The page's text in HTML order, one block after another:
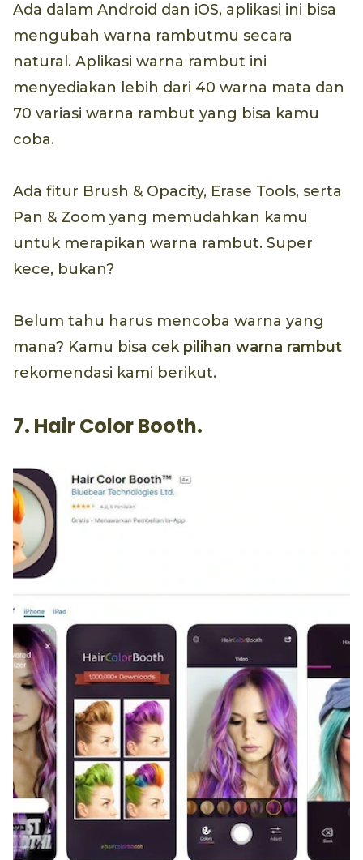
Ada dalam Android dan iOS, aplikasi ini bisa
mengubah warna rambutmu secara
natural. Aplikasi warna rambut ini
menyediakan lebih dari 40 warna mata dan
70 variasi warna rambut yang bisa kamu
coba.
Ada fitur Brush & Opacity, Erase Tools, serta
Pan & Zoom yang memudahkan kamu
untuk merapikan warna rambut. Super
kece, bukan?
Belum tahu harus mencoba warna yang
mana? Kamu bisa cek pilihan warna rambut
rekomendasi kami berikut.
7. Hair Color Booth.